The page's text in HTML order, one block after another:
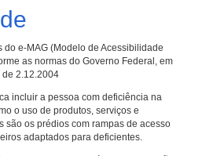
do e-MAG (Modelo de Acessibilidade
as normas do Governo Federal, em
2.12.2004
incluir a pessoa com deficiência na
o uso de produtos, serviços e
são os prédios com rampas de acesso
adaptados para deficientes.